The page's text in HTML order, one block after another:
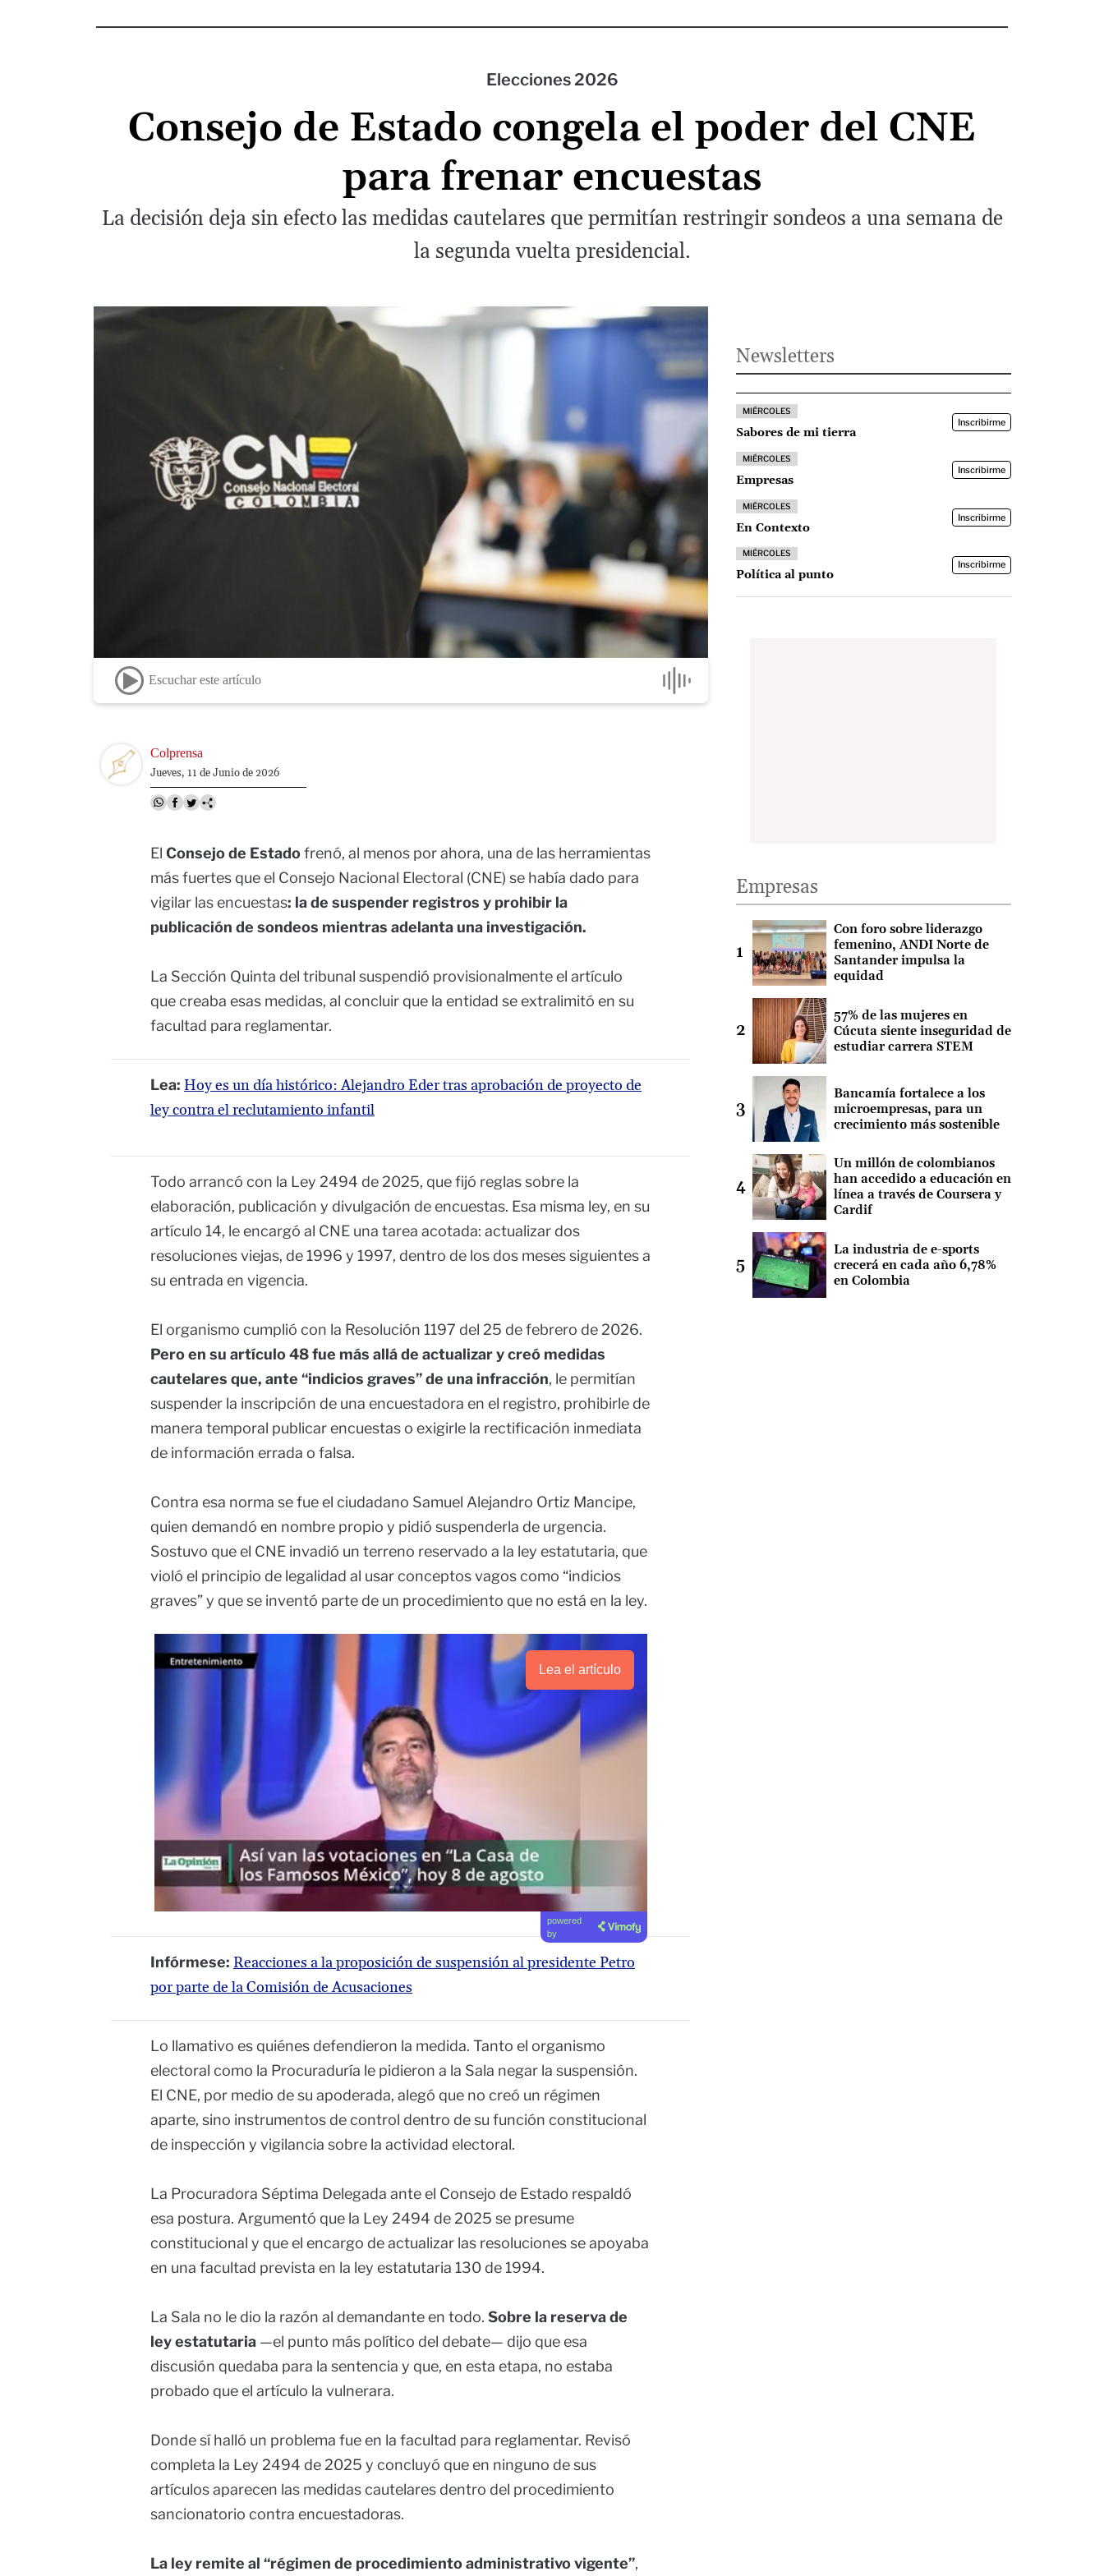
Elecciones 2026
Consejo de Estado congela el poder del CNE
para frenar encuestas
La decisión deja sin efecto las medidas cautelares que permitían restringir sondeos a una semana de
la segunda vuelta presidencial.
Escuchar este artículo
Image Colprensa
Jueves, 11 de Junio de 2026
El Consejo de Estadofrenó, al menos por ahora, una de las herramientas
más fuertes que el Consejo Nacional Electoral (CNE) se había dado para
vigilar las encuestas: la de suspender registros y prohibir la
publicación de sondeos mientras adelanta una investigación.
La Sección Quinta del tribunal suspendió provisionalmente el artículo
que creaba esas medidas, al concluir que la entidad se extralimitó en su
facultad para reglamentar.
Lea: Hoy es un día histórico: Alejandro Eder tras aprobación de proyecto de
ley contra el reclutamiento infantil
Todo arrancó con la Ley 2494 de 2025, que fijó reglas sobre la
elaboración, publicación y divulgación de encuestas. Esa misma ley, en su
artículo 14, le encargó al CNE una tarea acotada: actualizar dos
resoluciones viejas, de 1996 y 1997, dentro de los dos meses siguientes a
su entrada en vigencia.
El organismo cumplió con la Resolución 1197 del 25 de febrero de 2026.
Pero en su artículo 48 fue más allá de actualizar y creó medidas
cautelares que, ante “indicios graves” de una infracción, le permitían
suspender la inscripción de una encuestadora en el registro, prohibirle de
manera temporal publicar encuestas o exigirle la rectificación inmediata
de información errada o falsa.
Contra esa norma se fue el ciudadano Samuel Alejandro Ortiz Mancipe,
quien demandó en nombre propio y pidió suspenderla de urgencia.
Sostuvo que el CNE invadió un terreno reservado a la ley estatutaria, que
violó el principio de legalidad al usar conceptos vagos como “indicios
graves” y que se inventó parte de un procedimiento que no está en la ley.
Lea el artículo
powered
by
Infórmese: Reacciones a la proposición de suspensión al presidente Petro
por parte de la Comisión de Acusaciones
Lo llamativo es quiénes defendieron la medida. Tanto el organismo
electoral como la Procuraduría le pidieron a la Sala negar la suspensión.
El CNE, por medio de su apoderada, alegó que no creó un régimen
aparte, sino instrumentos de control dentro de su función constitucional
de inspección y vigilancia sobre la actividad electoral.
La Procuradora Séptima Delegada ante el Consejo de Estado respaldó
esa postura. Argumentó que la Ley 2494 de 2025 se presume
constitucional y que el encargo de actualizar las resoluciones se apoyaba
en una facultad prevista en la ley estatutaria 130 de 1994.
La Sala no le dio la razón al demandante en todo. Sobre la reserva de
ley estatutaria —el punto más político del debate— dijo que esa
discusión quedaba para la sentencia y que, en esta etapa, no estaba
probado que el artículo la vulnerara.
Donde sí halló un problema fue en la facultad para reglamentar. Revisó
completa la Ley 2494 de 2025 y concluyó que en ninguno de sus
artículos aparecen las medidas cautelares dentro del procedimiento
sancionatorio contra encuestadoras.
La ley remite al “régimen de procedimiento administrativo vigente”,
Newsletters
MIÉRCOLES
Sabores de mi tierra
Inscribirme
MIÉRCOLES
Empresas
Inscribirme
MIÉRCOLES
En Contexto
Inscribirme
MIÉRCOLES
Política al punto
Inscribirme
Empresas
Con foro sobre liderazgo
femenino, ANDI Norte de
Santander impulsa la
equidad
57% de las mujeres en
Cúcuta siente inseguridad de
estudiar carrera STEM
Bancamía fortalece a los
microempresas, para un
crecimiento más sostenible
Un millón de colombianos
han accedido a educación en
línea a través de Coursera y
Cardif
La industria de e-sports
crecerá en cada año 6,78%
en Colombia